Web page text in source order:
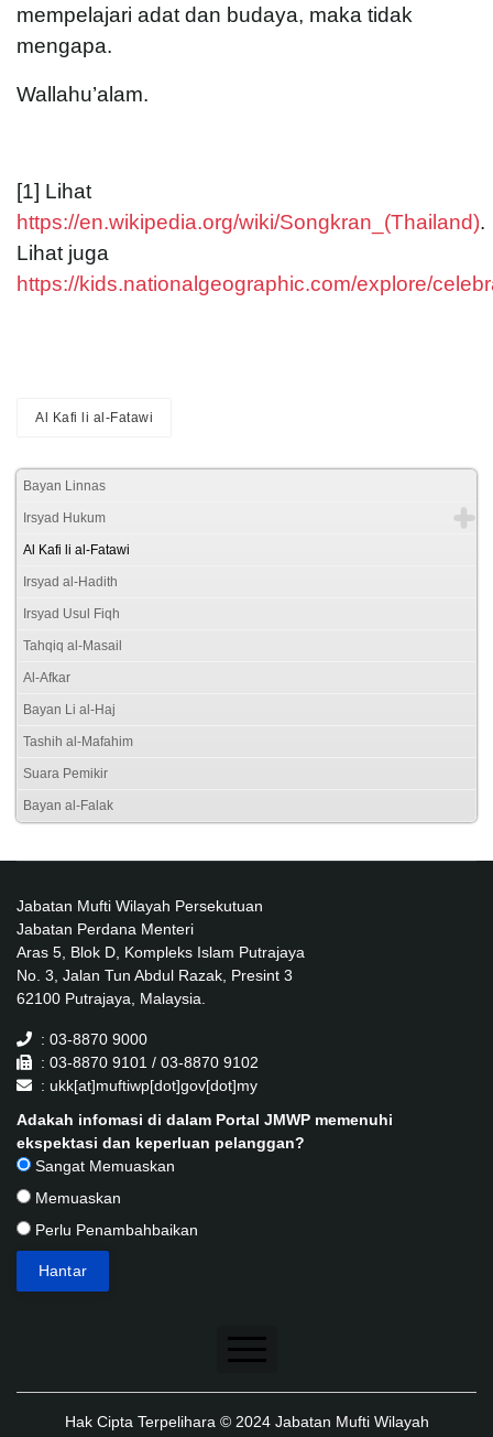
mempelajari adat dan budaya, maka tidak
mengapa.
Wallahu’alam.
[1] Lihat
https://en.wikipedia.org/wiki/Songkran_(Thailand).
Lihat juga
https://kids.nationalgeographic.com/explore/
Al Kafi li al-Fatawi
Bayan Linnas
Irsyad Hukum
Al Kafi li al-Fatawi
Irsyad al-Hadith
Irsyad Usul Fiqh
Tahqiq al-Masail
Al-Afkar
Bayan Li al-Haj
Tashih al-Mafahim
Suara Pemikir
Bayan al-Falak
Jabatan Mufti Wilayah Persekutuan
Jabatan Perdana Menteri
Aras 5, Blok D, Kompleks Islam Putrajaya
No. 3, Jalan Tun Abdul Razak, Presint 3
62100 Putrajaya, Malaysia.
: 03-8870 9000
: 03-8870 9101 / 03-8870 9102
: ukk[at]muftiwp[dot]gov[dot]my
Adakah infomasi di dalam Portal JMWP memenuhi
ekspektasi dan keperluan pelanggan?
Sangat Memuaskan
Memuaskan
Perlu Penambahbaikan
Penafian
Hak Cipta Terpelihara © 2024 Jabatan Mufti Wilayah